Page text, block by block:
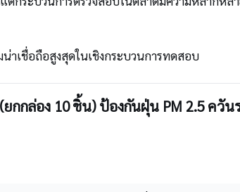
าเชื่อถือสูงสุดในเชิงกระบวนการทดสอบ
ยกกล่อง 10 ชิ้น) ป้องกันฝุ่น PM 2.5 ควั